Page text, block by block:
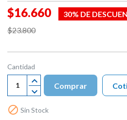
$16.660
30% DE
$23.800
Cantidad
Comprar
 Sin Stock